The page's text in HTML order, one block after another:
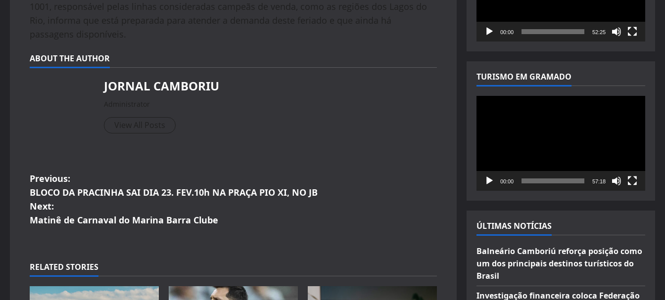
1001, responsável pelas linhas consideradas campeãs de venda, como as regiões dos Lagos do
Rio, informa que está preparada para atender a demanda deste feriado e que ainda há
passagens disponíveis.
ABOUT THE AUTHOR
JORNAL CAMBORIU
Administrator
View All Posts
P
o
s
n
a
Previous:
BLOCO DA PRACINHA SAI DIA 23. FEV.10h NA PRAÇA PIO XI, NO JB
Next:
Matinê de Carnaval do Marina Barra Clube
RELATED STORIES
00:00 52:25
TURISMO EM GRAMADO
00:00 57:18
ÚLTIMAS NOTÍCIAS
Balneário Camboriú reforça posição como
um dos principais destinos turísticos do
Brasil
Investigação financeira coloca Federação